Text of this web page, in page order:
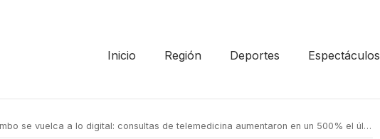
Inicio Región Deportes Espectáculos
se vuelca a lo digital: consultas de telemedicina aumentaron en un 500% el último año